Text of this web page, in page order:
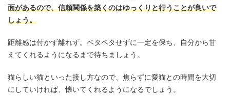
面があるので、信頼関係を築くのはゆっくりと行うことが良いで
しょう。
距離感は付かず離れず。ベタベタせずに一定を保ち、自分から甘
えてくれるようになるまで待ちましょう。
猫らしい猫といった接し方なので、焦らずに愛猫との時間を大切
にしていければ、懐いてくれるようになるでしょう。